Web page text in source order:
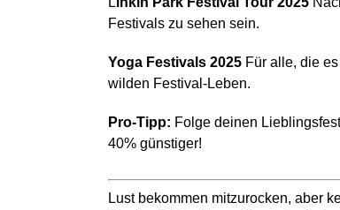
Festivals zu sehen sein.
Yoga Festivals 2025Für alle, die es
wilden Festival-Leben.
Pro-Tipp: Folge deinen
40% günstiger!
Lust bekommen mitzurocken, aber